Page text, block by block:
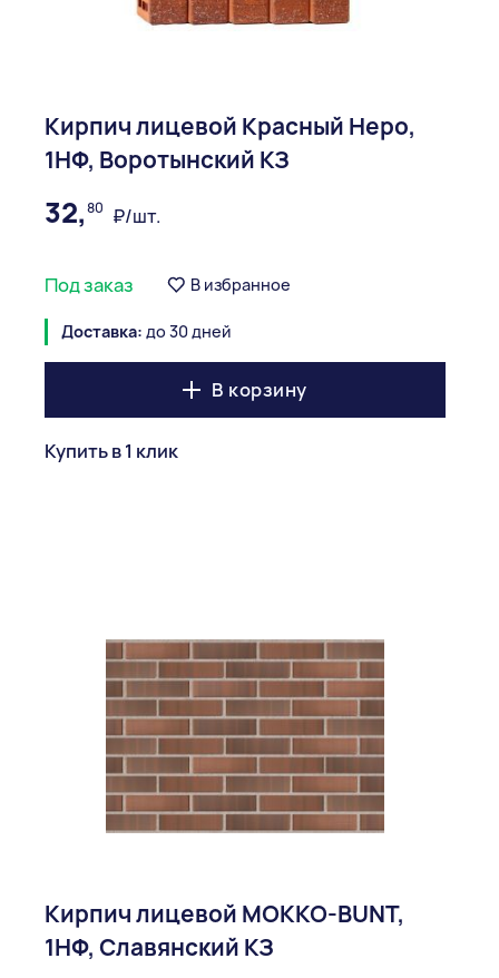
Кирпич лицевой Красный Неро,
1НФ, Воротынский КЗ
32,80 ₽/шт.
Под заказ В избранное
Доставка: до 30 дней
В корзину
Купить в 1 клик
Кирпич лицевой МОККО-BUNT,
1НФ, Славянский КЗ